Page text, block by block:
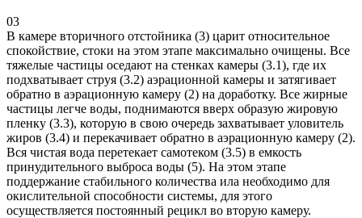
03
В камере вторичного отстойника (3) царит относительное
спокойствие, стоки на этом этапе максимально очищены. Все
тяжелые частицы оседают на стенках камеры (3.1), где их
подхватывает струя (3.2) аэрационной камеры и затягивает
обратно в аэрационную камеру (2) на доработку. Все жирные
частицы легче воды, поднимаются вверх образую жировую
пленку (3.3), которую в свою очередь захватывает уловитель
жиров (3.4) и перекачивает обратно в аэрационную камеру (2).
Вся чистая вода перетекает самотеком (3.5) в емкость
принудительного выброса воды (5). На этом этапе
поддержание стабильного количества ила необходимо для
окислительной способности системы, для этого
осуществляется постоянный рецикл во вторую камеру.